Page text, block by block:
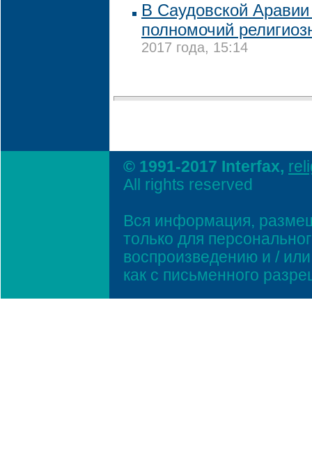
В Саудовской Аравии
полномочий
2017 года, 15:14
© 1991-2017 Interfax,
All rights reserved
Вся информация,
только для
воспроизведению и /
как с письменного